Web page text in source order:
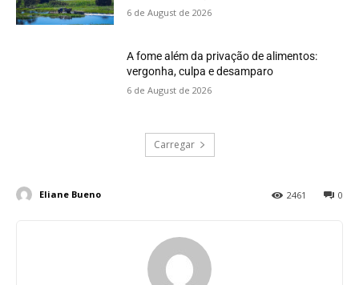
6 de August de 2026
A fome além da privação de alimentos:
vergonha, culpa e desamparo
6 de August de 2026
Carregar
Eliane Bueno 0
2461